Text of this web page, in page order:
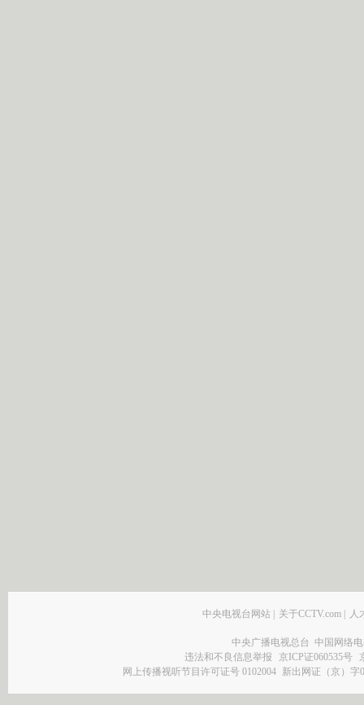
中央电视台网站 | 关于CCTV.com | 人
中央广播电视总台 中国网络
违法和不良信息举报
京ICP证060535号
网上传播视听节目许可证号 0102004 新出网证（京）